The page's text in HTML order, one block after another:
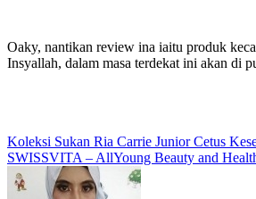
Oaky, nantikan review ina iaitu produk
Insyallah, dalam masa terdekat ini akan di
Post
navigation
Koleksi Sukan Ria Carrie Junior Cetus
SWISSVITA – AllYoung Beauty and